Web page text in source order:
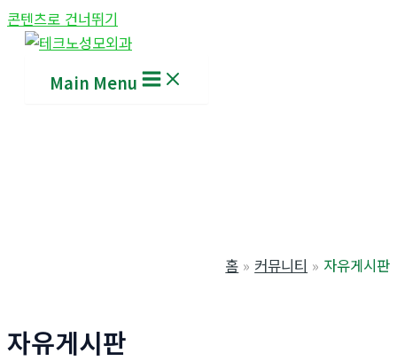
콘텐츠로 건너뛰기
Main Menu
홈 커뮤니티 자유게시판
자유게시판